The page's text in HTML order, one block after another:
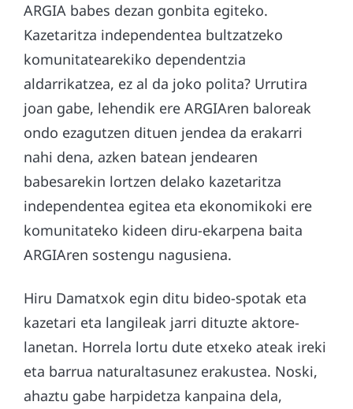
ARGIA babes dezan gonbita egiteko.
Kazetaritza independentea bultzatzeko
komunitatearekiko dependentzia
aldarrikatzea, ez al da joko polita? Urrutira
joan gabe, lehendik ere ARGIAren baloreak
ondo ezagutzen dituen jendea da erakarri
nahi dena, azken batean jendearen
babesarekin lortzen delako kazetaritza
independentea egitea eta ekonomikoki ere
komunitateko kideen diru-ekarpena baita
ARGIAren sostengu nagusiena.
Hiru Damatxok egin ditu bideo-spotak eta
kazetari eta langileak jarri dituzte aktore-
lanetan. Horrela lortu dute etxeko ateak ireki
eta barrua naturaltasunez erakustea. Noski,
ahaztu gabe harpidetza kanpaina dela,